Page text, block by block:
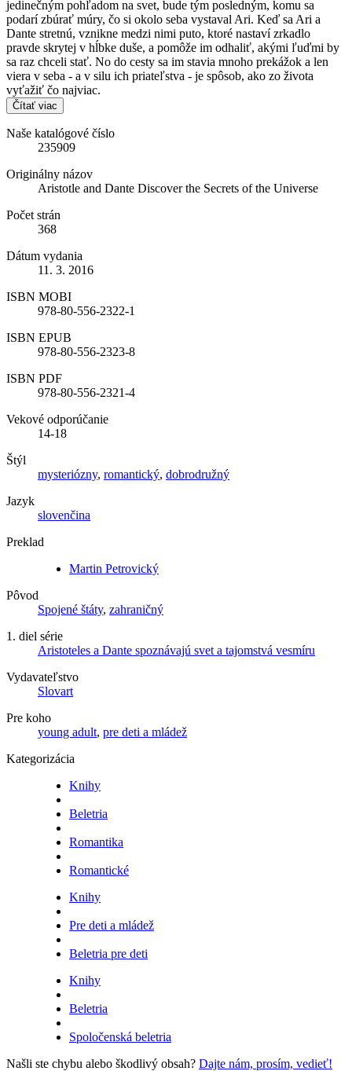
jedinečným pohľadom na svet, bude tým posledným, komu sa
podarí zbúrať múry, čo si okolo seba vystaval Ari. Keď sa Ari a
Dante stretnú, vznikne medzi nimi puto, ktoré nastaví zrkadlo
pravde skrytej v hĺbke duše, a pomôže im odhaliť, akými ľuďmi by
sa raz chceli stať. No do cesty sa im stavia mnoho prekážok a len
viera v seba - a v silu ich priateľstva - je spôsob, ako zo života
vyťažiť čo najviac.
Čítať viac
Naše katalógové číslo
235909
Originálny názov
Aristotle and Dante Discover the Secrets of the Universe
Počet strán
368
Dátum vydania
11. 3. 2016
ISBN MOBI
978-80-556-2322-1
ISBN EPUB
978-80-556-2323-8
ISBN PDF
978-80-556-2321-4
Vekové odporúčanie
14-18
Štýl
mysteriózny, romantický, dobrodružný
Jazyk
slovenčina
Preklad
Martin Petrovický
Pôvod
Spojené štáty, zahraničný
1. diel série
Aristoteles a Dante spoznávajú svet a tajomstvá vesmíru
Vydavateľstvo
Slovart
Pre koho
young adult, pre deti a mládež
Kategorizácia
Knihy
Beletria
Romantika
Romantické
Knihy
Pre deti a mládež
Beletria pre deti
Knihy
Beletria
Spoločenská beletria
Našli ste chybu alebo škodlivý obsah? Dajte nám, prosím, vedieť!